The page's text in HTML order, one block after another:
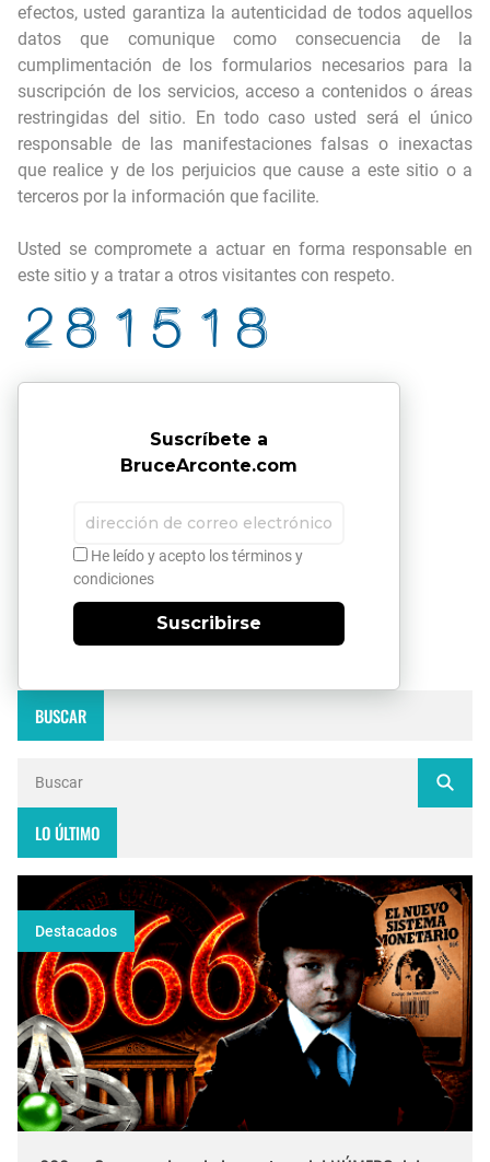
efectos, usted garantiza la autenticidad de todos aquellos
datos que comunique como consecuencia de la
cumplimentación de los formularios necesarios para la
suscripción de los servicios, acceso a contenidos o áreas
restringidas del sitio. En todo caso usted será el único
responsable de las manifestaciones falsas o inexactas
que realice y de los perjuicios que cause a este sitio o a
terceros por la información que facilite.
Usted se compromete a actuar en forma responsable en
este sitio y a tratar a otros visitantes con respeto.
Suscríbete a
BruceArconte.com
He leído y acepto los términos y
condiciones
Suscribirse
BUSCAR
LO ÚLTIMO
Destacados